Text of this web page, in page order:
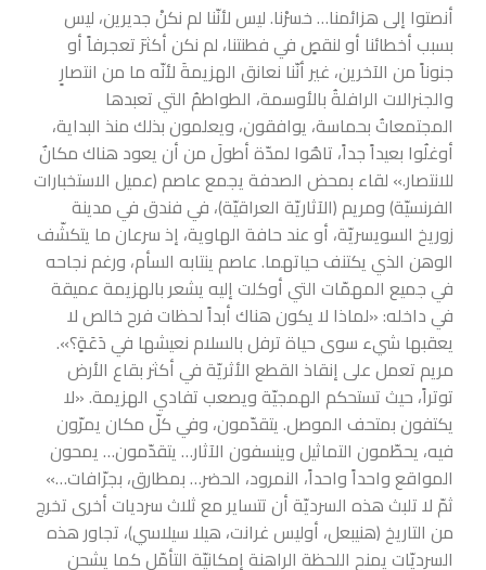
أنصتوا إلى هزائمنا… خسرْنا. ليس لأنّنا لم نكنْ جديرين، ليس
بسبب أخطائنا أو لنقصٍ في فطنتنا، لم نكن أكثرَ تعجرفاً أو
جنوناً من الآخرين، غير أنّنا نعانق الهزيمةَ لأنّه ما من انتصارٍ
والجنرالات الرافلةُ بالأوسمة، الطواطمُ التي تعبدها
المجتمعاتُ بحماسة، يوافقون، ويعلمون بذلك منذ البداية،
أوغلُوا بعيداً جداً، تاهُوا لمدّة أطولَ من أن يعود هناك مكانٌ
للانتصار.» لقاء بمحض الصدفة يجمع عاصم (عميل الاستخبارات
الفرنسيّة) ومريم (الآثاريّة العراقيّة)، في فندق في مدينة
زوريخ السويسريّة، أو عند حافة الهاوية، إذ سرعان ما يتكشّف
الوهن الذي يكتنف حياتهما. عاصم ينتابه السأم، ورغم نجاحه
في جميع المهمّات التي أوكلت إليه يشعر بالهزيمة عميقة
في داخله: «لماذا لا يكون هناك أبداً لحظات فرح خالص لا
يعقبها شيء سوى حياة ترفل بالسلام نعيشها في دَعَةٍ؟».
مريم تعمل على إنقاذ القطع الأثريّة في أكثر بقاع الأرض
توتراً، حيث تستحكم الهمجيّة ويصعب تفادي الهزيمة. «لا
يكتفون بمتحف الموصل. يتقدّمون، وفي كلّ مكان يمرّون
فيه، يحطّمون التماثيل وينسفون الآثار… يتقدّمون… يمحون
المواقع واحداً واحداً، النمرود، الحضر… بمطارق، بجرّافات…»
ثمّ لا تلبث هذه السرديّة أن تتساير مع ثلاث سرديات أخرى تخرج
من التاريخ (هنيبعل، أوليس غرانت، هيلا سيلاسي)، تجاور هذه
السرديّات يمنح اللحظة الراهنة إمكانيّة التأمّل كما يشحن